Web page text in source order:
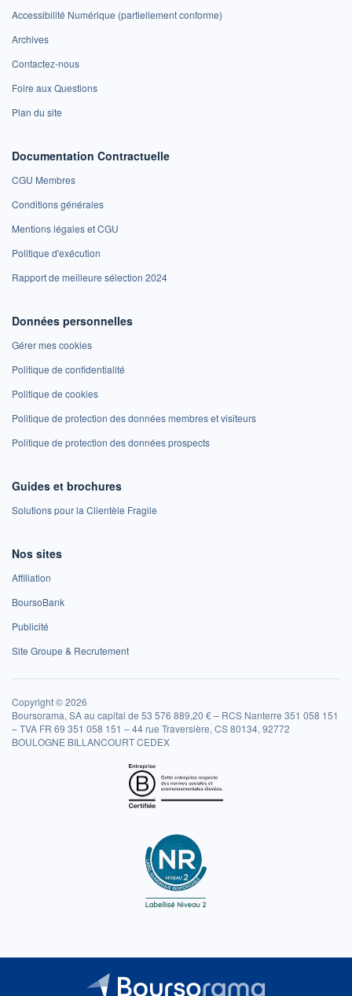
Accessibilité Numérique (partiellement conforme)
Archives
Contactez-nous
Foire aux Questions
Plan du site
Documentation Contractuelle
CGU Membres
Conditions générales
Mentions légales et CGU
Politique d'exécution
Rapport de meilleure sélection 2024
Données personnelles
Gérer mes cookies
Politique de confidentialité
Politique de cookies
Politique de protection des données membres et visiteurs
Politique de protection des données prospects
Guides et brochures
Solutions pour la Clientèle Fragile
Nos sites
Affiliation
BoursoBank
Publicité
Site Groupe & Recrutement
Copyright © 2026
Boursorama, SA au capital de 53 576 889,20 € – RCS Nanterre 351 058 151
– TVA FR 69 351 058 151 – 44 rue Traversière, CS 80134, 92772
BOULOGNE BILLANCOURT CEDEX